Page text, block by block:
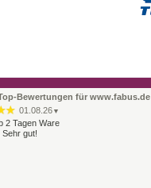
Bewertungen für www.fabus.de
01.08.26 ▼
2 Tagen Ware
Sehr gut!